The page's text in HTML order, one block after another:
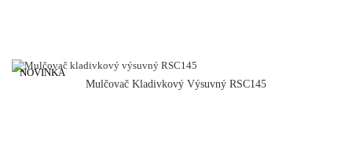
Mulčovač Kladivkový Výsuvný RSC145
NOVINKA